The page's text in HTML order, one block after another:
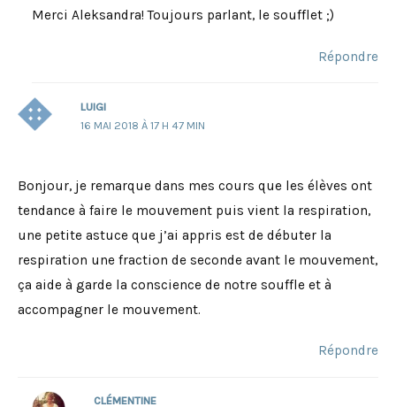
Merci Aleksandra! Toujours parlant, le soufflet ;)
Répondre
LUIGI
16 MAI 2018 À 17 H 47 MIN
Bonjour, je remarque dans mes cours que les élèves ont
tendance à faire le mouvement puis vient la respiration,
une petite astuce que j’ai appris est de débuter la
respiration une fraction de seconde avant le mouvement,
ça aide à garde la conscience de notre souffle et à
accompagner le mouvement.
Répondre
CLÉMENTINE